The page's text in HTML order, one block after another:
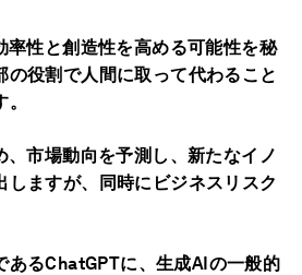
率性と創造性を高める可能性を秘
の役割で人間に取って代わること
、市場動向を予測し、新たなイノ
しますが、同時にビジネスリスク
あるChatGPTに、生成AIの一般的